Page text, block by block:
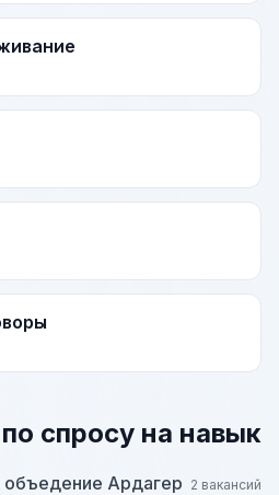
спросу на навык
объедение Ардагер 2 вакансий